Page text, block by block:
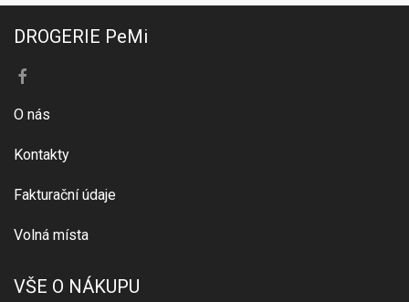
DROGERIE PeMi
O nás
Kontakty
Fakturační údaje
Volná místa
VŠE O NÁKUPU